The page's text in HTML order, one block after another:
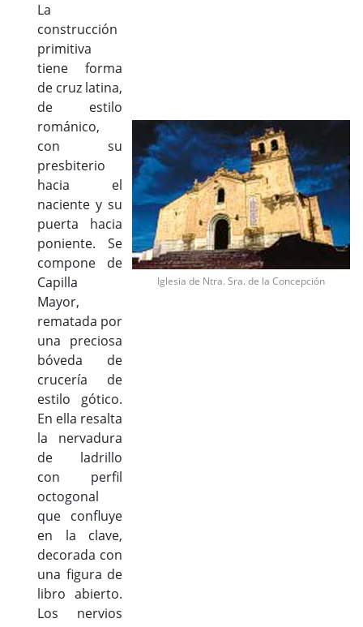
La
construcción
primitiva
tiene forma
de cruz latina,
de estilo
románico,
con su
presbiterio
hacia el
naciente y su
puerta hacia
poniente. Se
compone de
Capilla
Mayor,
rematada por
una preciosa
bóveda de
crucería de
estilo gótico.
En ella resalta
la nervadura
de ladrillo
con perfil
octogonal
que confluye
en la clave,
decorada con
una figura de
libro abierto.
Los nervios
Iglesia de Ntra. Sra. de la Concepción